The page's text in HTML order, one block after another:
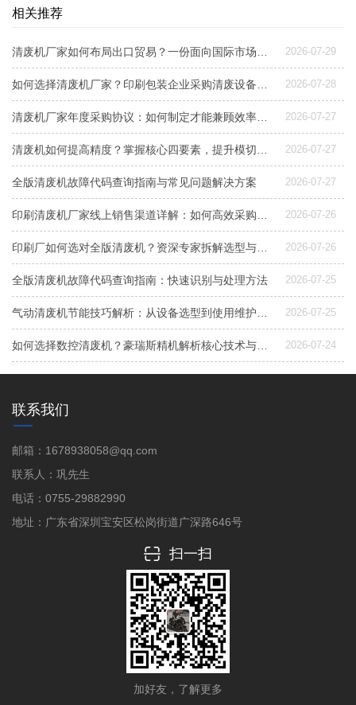
相关推荐
2026-07-29
2026-07-28
2026-07-27
2026-07-27
全版清废机故障代码查询指南与常见问题解决方案 2026-07-27
2026-07-26
2026-07-26
全版清废机故障代码查询指南：快速识别与处理方法 2026-07-25
2026-07-25
2026-07-24
联系我们
邮箱：1678938058@qq.com
联系人：巩先生
电话：0755-29882990
地址：广东省深圳宝安区松岗街道广深路646号
扫一扫
加好友，了解更多